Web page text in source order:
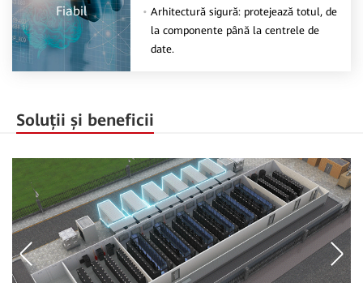
Fiabil
Arhitectură sigură: protejează totul, de
la componente până la centrele de
date.
Soluții și beneficii